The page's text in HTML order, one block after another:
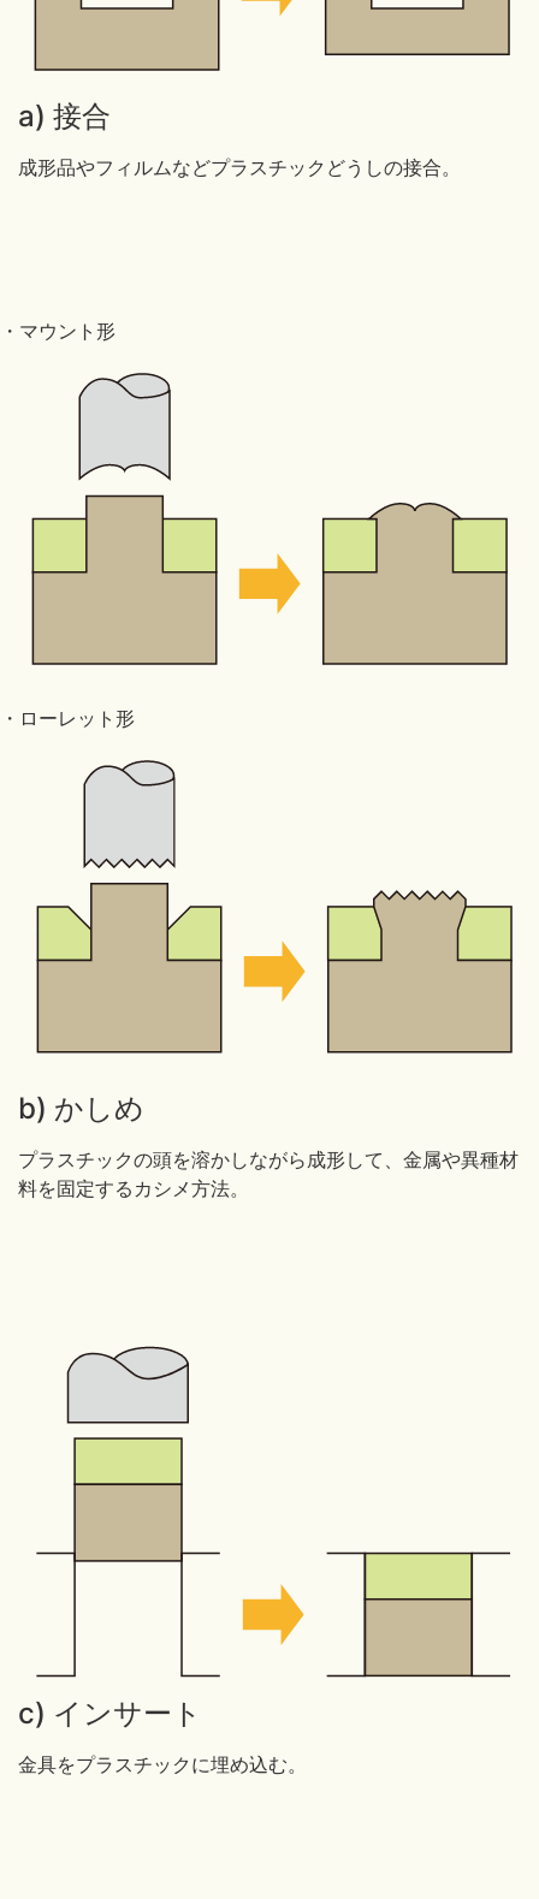
a) 接合
成形品やフィルムなどプラスチックどうしの接合。
・マウント形
・ローレット形
b) かしめ
プラスチックの頭を溶かしながら成形して、金属や異種材
料を固定するカシメ方法。
c) インサート
金具をプラスチックに埋め込む。